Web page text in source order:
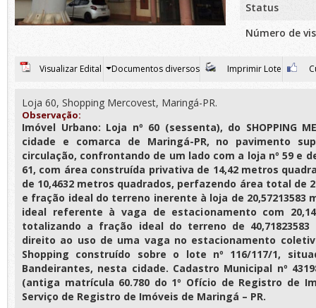
Status
Número de
Visualizar Edital Documentos diversos Imprimir Lote
Loja 60, Shopping Mercovest, Maringá-PR.
Observação:
Imóvel Urbano: Loja nº 60 (sessenta), do SHOPPING
cidade e comarca de Maringá-PR, no pavimento
circulação, confrontando de um lado com a loja nº 59 e
61, com área construída privativa de 14,42 metros
de 10,4632 metros quadrados, perfazendo área total de
e fração ideal do terreno inerente à loja de 20,57213583
ideal referente à vaga de estacionamento com
totalizando a fração ideal do terreno de
direito ao uso de uma vaga no estacionamento
Shopping construído sobre o lote nº 116/117/1,
Bandeirantes, nesta cidade. Cadastro Municipal nº
(antiga matrícula 60.780 do 1º Ofício de Registro de
Serviço de Registro de Imóveis de Maringá – PR.